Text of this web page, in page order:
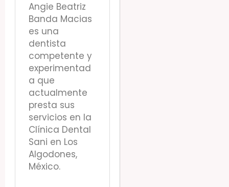
Angie Beatriz
Banda Macias
es una
dentista
competente y
experimentad
a que
actualmente
presta sus
servicios en la
Clínica Dental
Sani en Los
Algodones,
México.